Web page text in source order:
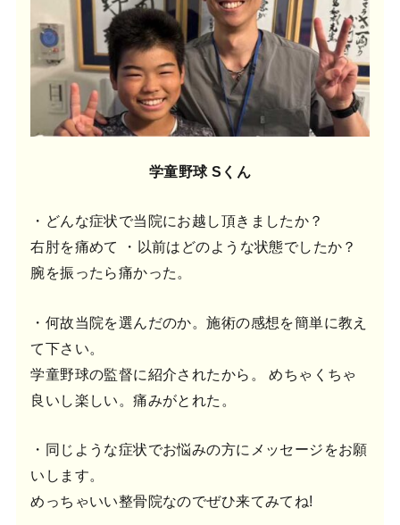
学童野球 Sくん
・どんな症状で当院にお越し頂きましたか？
右肘を痛めて ・以前はどのような状態でしたか？
腕を振ったら痛かった。
・何故当院を選んだのか。施術の感想を簡単に教え
て下さい。
学童野球の監督に紹介されたから。 めちゃくちゃ
良いし楽しい。痛みがとれた。
・同じような症状でお悩みの方にメッセージをお願
いします。
めっちゃいい整骨院なのでぜひ来てみてね!